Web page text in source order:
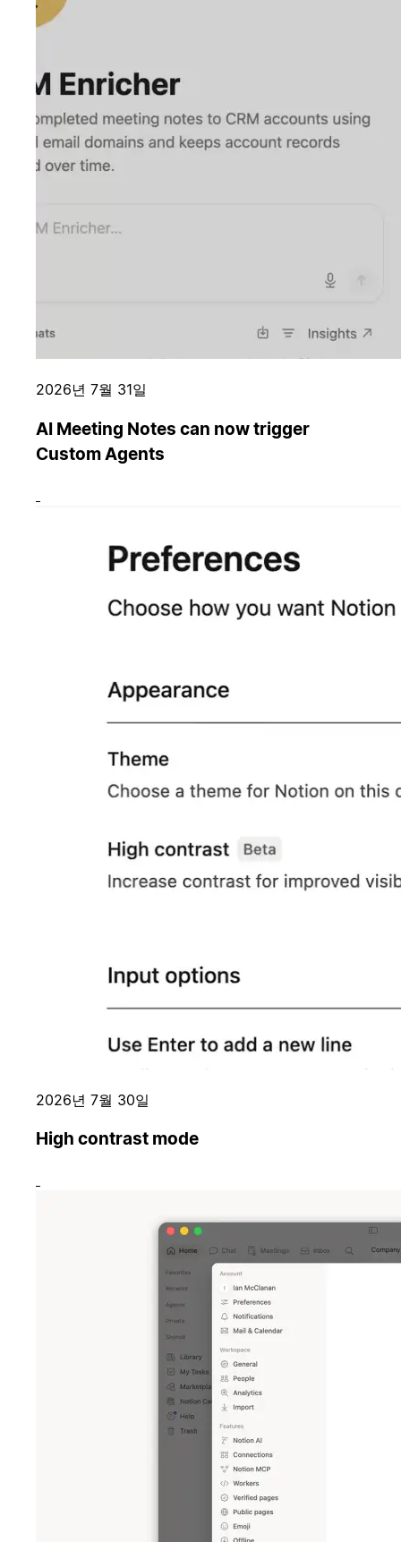
2026년 7월 31일
AI Meeting Notes can now trigger
Custom Agents
2026년 7월 30일
High contrast mode